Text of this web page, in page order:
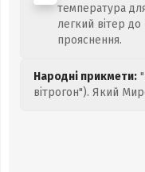
температура
легкий вітер до
прояснення.
Народні прикмети:
вітрогон"). Який